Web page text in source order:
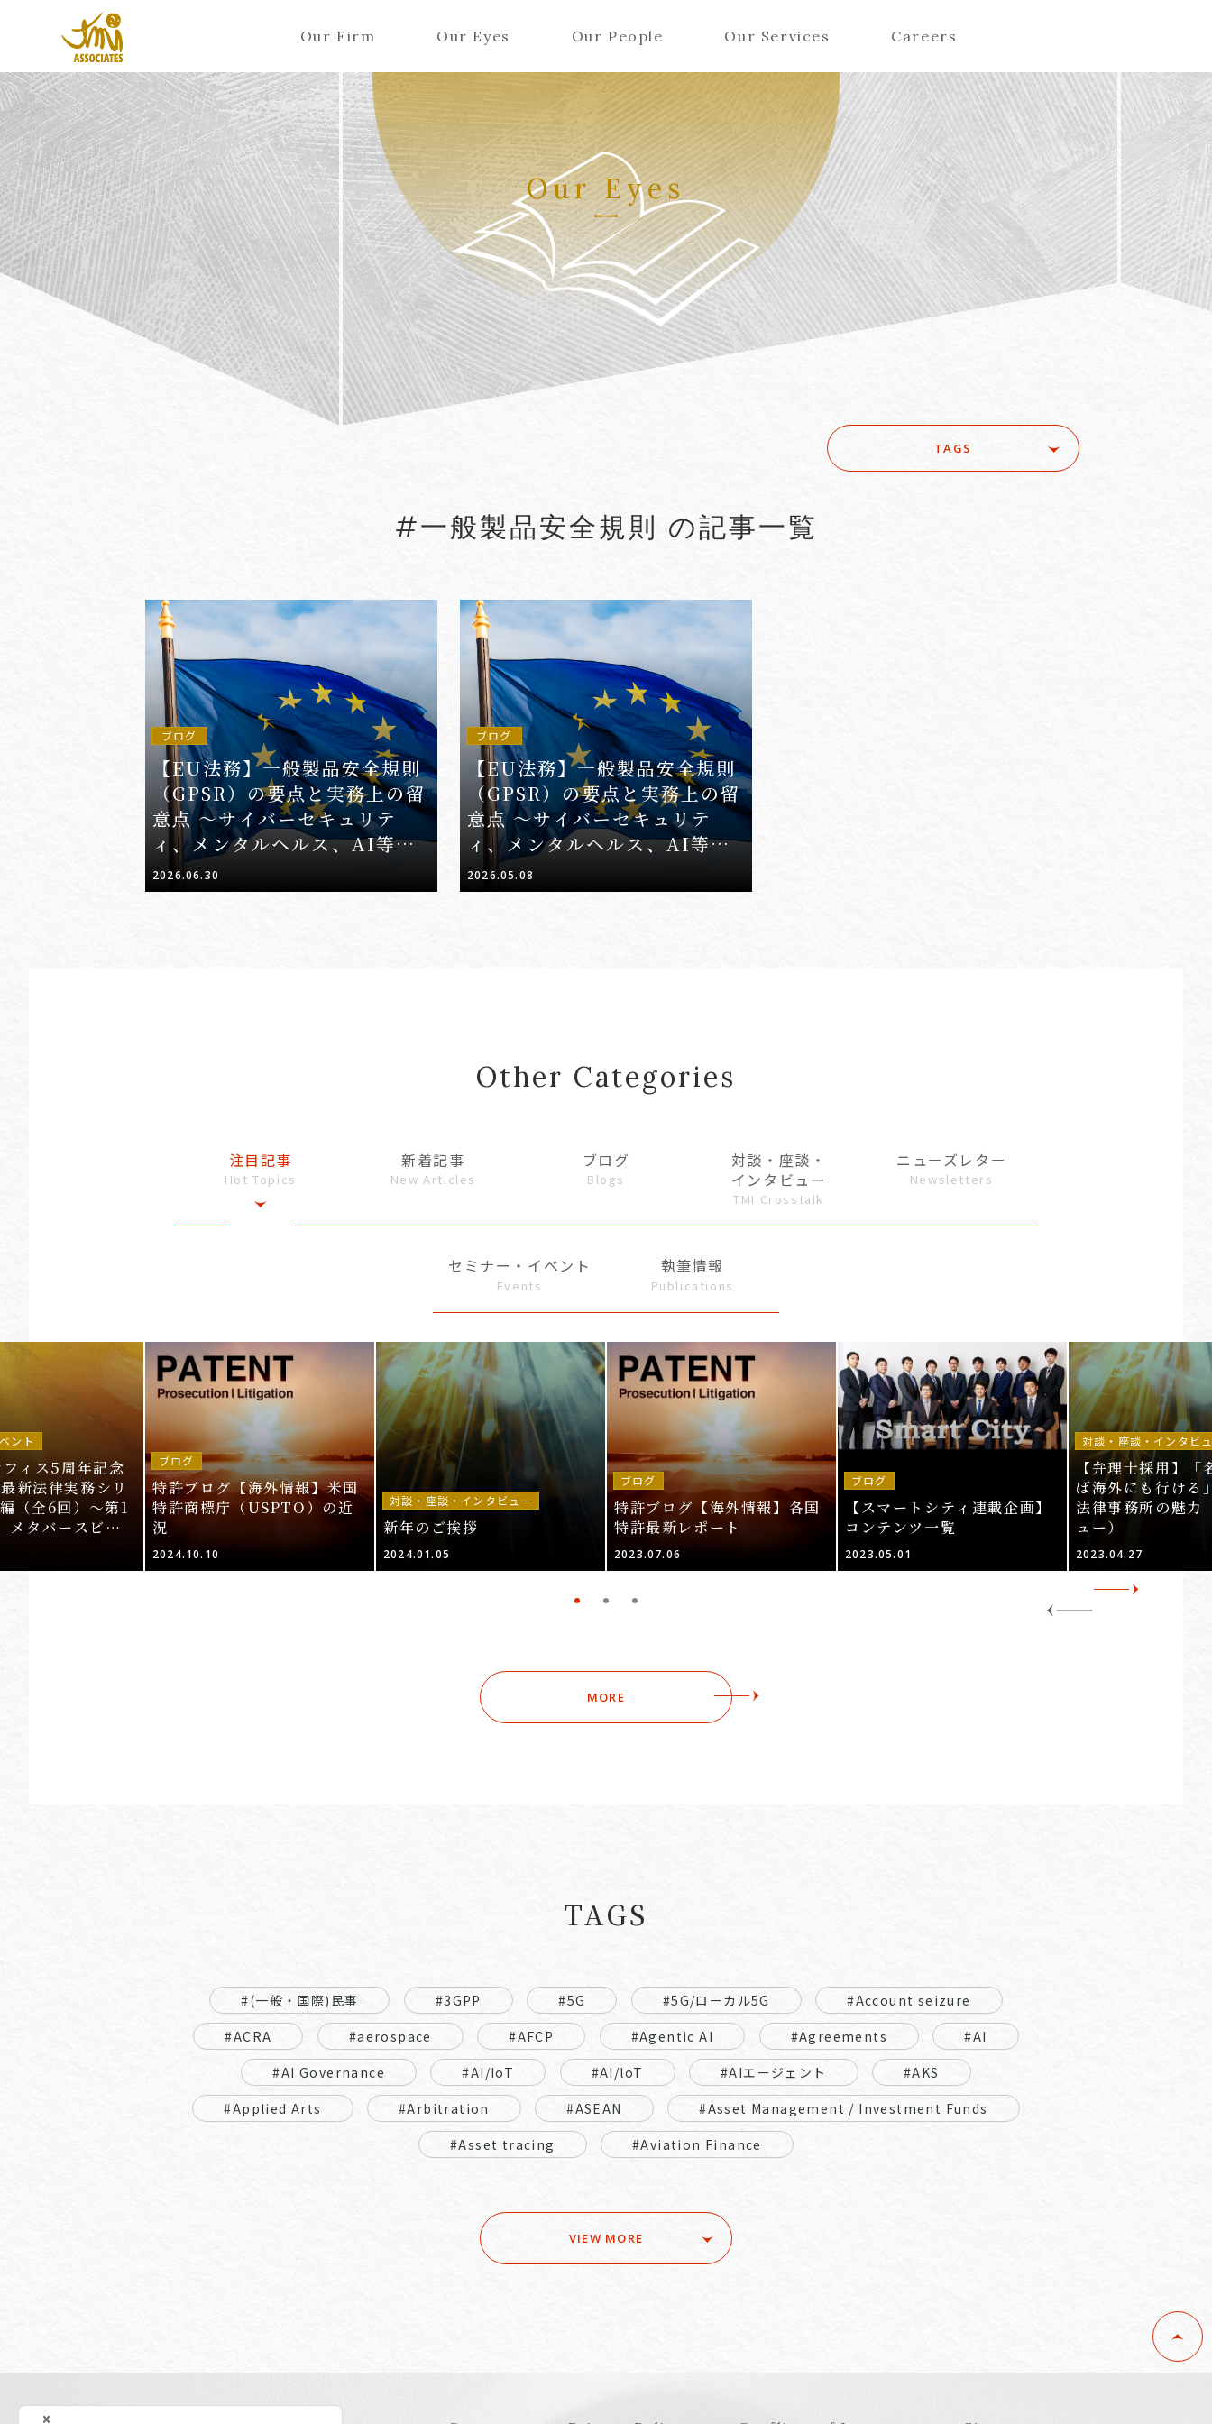
Our Firm Our Eyes Our People Our Services Careers
Our Eyes
TAGS
#Account seizure
#aerospace
#Applied Arts #Arbitration #ASEAN
VIEW MORE
#一般製品安全規則 の記事一覧
ブログ
【EU法務】一般製品安全規則
（GPSR）の要点と実務上の留
意点 ～サイバーセキュリテ
ィ、メンタルヘルス、AI等を
ふまえたサプライチェーンの各
事業者に求められる対応～【後
2026.06.30
ブログ
【EU法務】一般製品安全規則
（GPSR）の要点と実務上の留
意点 ～サイバーセキュリテ
ィ、メンタルヘルス、AI等を
ふまえたサプライチェーンの各
事業者に求められる対応～【前
2026.05.08
Other Categories
注目記事
Hot Topics
新着記事
New Articles
ブログ
Blogs
対談・座談・
インタビュー
TMI Crosstalk
ニューズレター
Newsletters
セミナー・イベント
Events
執筆情報
Publications
ント
ィス5周年記念
新法律実務シリ
（全6回）～第1
メタバースビジ
ブログ
特許ブログ【海外情報】米国
特許商標庁（USPTO）の近
況
2024.10.10
対談・座談・インタビュー
新年のご挨拶
2024.01.05
ブログ
特許ブログ【海外情報】各国
特許最新レポート
2023.07.06
ブログ
【スマートシティ連載企画】
コンテンツ一覧
2023.05.01
対談・座談・インタビ
【弁理士採用】「
ば海外にも行け
法律事務所の魅力
ュー）
2023.04.27
MORE
TAGS
#(一般・国際)民事 #3GPP #5G #5G/ローカル5G
#Account seizure
#ACRA
#aerospace #AFCP #Agentic AI #Agreements
#AI
#AI Governance
#AI/IoT #AI/loT #AIエージェント
#AKS
#Applied Arts
#Arbitration #ASEAN
#Asset Management / Investment Funds
#Asset tracing
#Aviation Finance
VIEW MORE